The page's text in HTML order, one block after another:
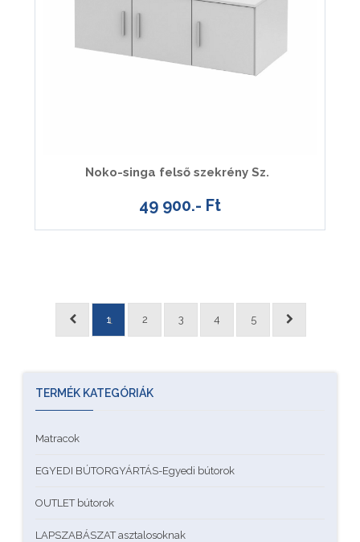
Noko-singa felső szekrény Sz.
49 900.- Ft
1 2 3 4 5
TERMÉK KATEGÓRIÁK
Matracok
EGYEDI BÚTORGYÁRTÁS-Egyedi bútorok
OUTLET bútorok
LAPSZABÁSZAT asztalosoknak